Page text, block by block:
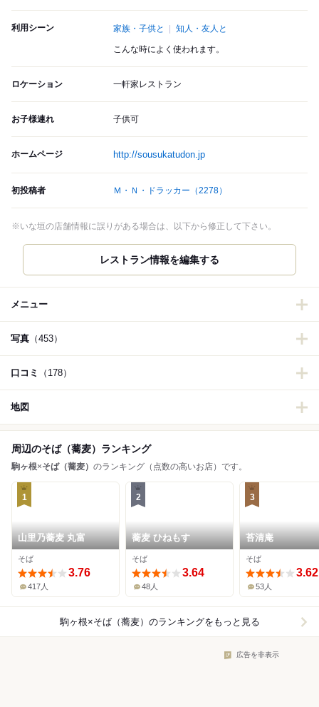
利用シーン 家族・子供と 知人・友人と
こんな時によく使われます。
ロケーション 一軒家レストラン
お子様連れ 子供可
ホームページ http://sousukatudon.jp
初投稿者 Ｍ・Ｎ・ドラッカー （2278）
※いな垣の店舗情報に誤りがある場合は、以下から修正して下さい。
レストラン情報を編集する
メニュー
写真 （453）
口コミ （178）
地図
周辺のそば（蕎麦）ランキング
駒ヶ根×そば（蕎麦） のランキング（点数の高いお店）です。
1
山里乃蕎麦 丸富
そば
3.76
417人
2
蕎麦 ひねもす
そば
3.64
48人
3
苔清庵
そば
3.62
53人
駒ヶ根×そば（蕎麦） のランキングをもっと見る
広告を非表示